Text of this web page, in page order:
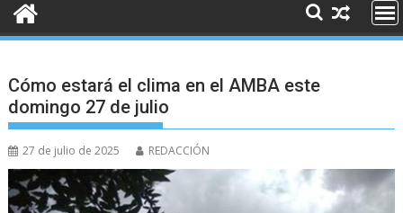
Cómo estará el clima en el AMBA este
domingo 27 de julio
27 de julio de 2025 REDACCIÓN